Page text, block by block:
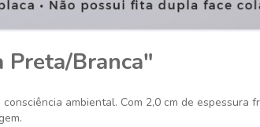
Branca"
ambiental. Com 2,0 cm de espessura